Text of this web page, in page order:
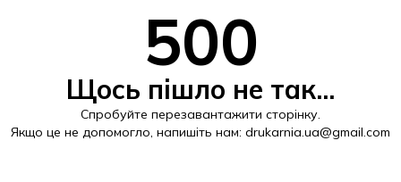
500
Щось пішло не так...
Спробуйте перезавантажити сторінку.
Якщо це не допомогло, напишіть нам: drukarnia.ua@gmail.com